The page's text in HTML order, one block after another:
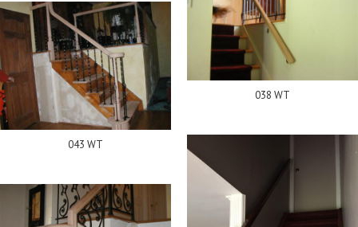
043 WT
038 WT